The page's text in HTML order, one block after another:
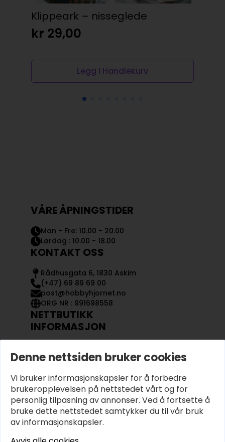
Klippeark – nisseglede
kr 29,00
Legg I Handlekurv
VÅRE ÅPNINGSTIDER
Man - Fre: 10.00 - 20.00
Lørdag : 10.00 - 18.00
KONTAKT OSS
Rådhusgata 6, 1830 Askim
(+47) 69 89 69 00
post@hobbyhjornet.no
ORG NR : 991698558
NETTBUTIKK
INFORMASJON
OM OSS
KJØPSVILKÅR OG BETINGELSER
PERSONVERN
Denne nettsiden bruker cookies
Vi bruker informasjonskapsler for å forbedre
brukeropplevelsen på nettstedet vårt og for
personlig tilpasning av annonser. Ved å fortsette å
bruke dette nettstedet samtykker du til vår bruk
av informasjonskapsler.